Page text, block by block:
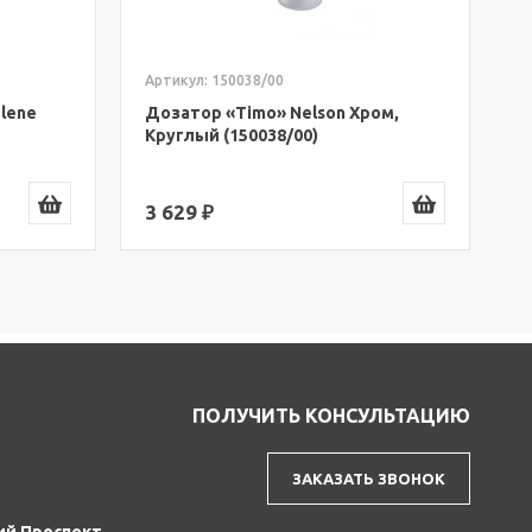
Артикул: 150038/00
Дозатор «Timo» Nelson Хром,
Круглый (150038/00)
3 629 ₽
ПОЛУЧИТЬ КОНСУЛЬТАЦИЮ
ЗАКАЗАТЬ ЗВОНОК